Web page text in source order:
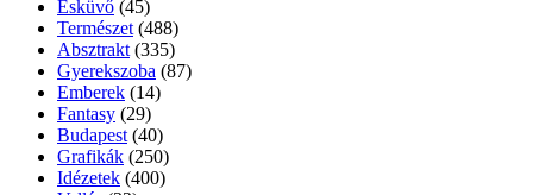
Esküvő (45)
Természet (488)
Absztrakt (335)
Gyerekszoba (87)
Emberek (14)
Fantasy (29)
Budapest (40)
Grafikák (250)
Idézetek (400)